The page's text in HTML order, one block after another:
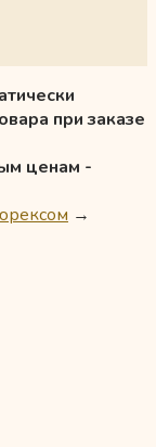
при заказе
ценам -
→